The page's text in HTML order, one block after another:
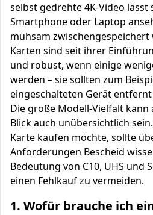
selbst gedrehte 4K-Video
Smartphone oder Laptop
mühsam zwischengespeichert
Karten sind seit ihrer
und robust, wenn einige
werden – sie sollten zum
eingeschalteten Gerät
Die große Modell-Vielfalt kann
Blick auch unübersichtlich
Karte kaufen möchte, sollte
Anforderungen Bescheid
Bedeutung von C10, UHS und
einen Fehlkauf zu vermeiden.
1. Wofür brauche ich